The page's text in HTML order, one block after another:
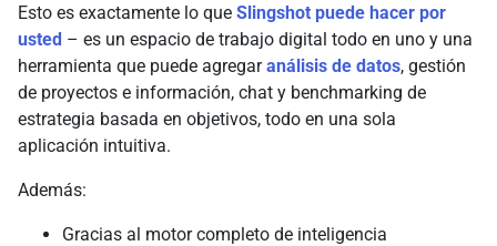
Esto es exactamente lo que Slingshot puede hacer por
usted – es un espacio de trabajo digital todo en uno y una
herramienta que puede agregaranálisis de datos, gestión
de proyectos e información, chat y benchmarking de
estrategia basada en objetivos, todo en una sola
aplicación intuitiva.
Además:
Gracias al motor completo de inteligencia